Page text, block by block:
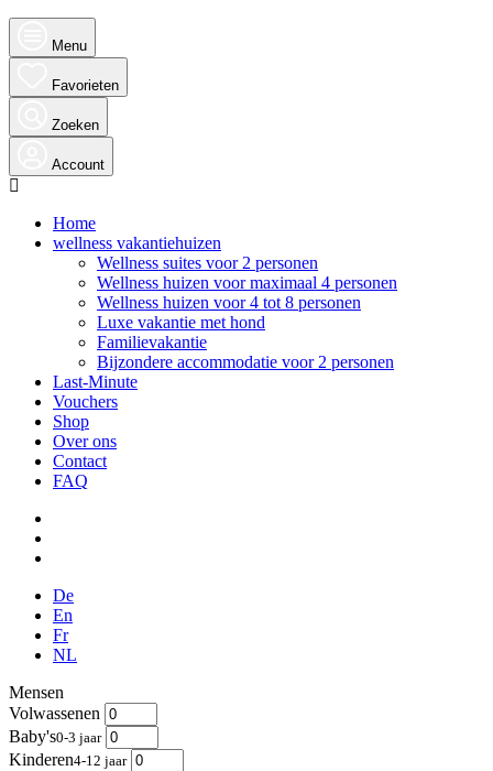
Menu
Favorieten
Zoeken
Account
Home
wellness vakantiehuizen
Wellness suites voor 2 personen
Wellness huizen voor maximaal 4 personen
Wellness huizen voor 4 tot 8 personen
Luxe vakantie met hond
Familievakantie
Bijzondere accommodatie voor 2 personen
Last-Minute
Vouchers
Shop
Over ons
Contact
FAQ
De
En
Fr
NL
Mensen
Volwassenen
Baby's0-3 jaar
Kinderen4-12 jaar